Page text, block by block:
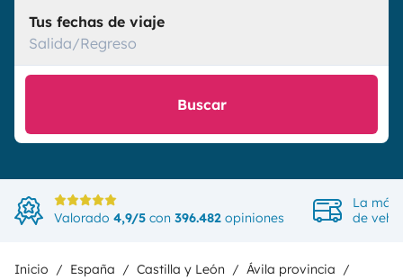
Tus fechas de viaje
Salida/Regreso
Buscar
Valorado 4,9/5 con 396.482 opiniones
La más
de
Inicio España Castilla y León
Ávila provincia